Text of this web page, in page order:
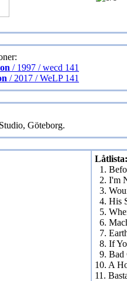
/ 1997 / wecd 141
/ 2017 / WeLP 141
Göteborg.
Låtlista:
1.
2. I'm
3.
4. His
5.
6.
7.
8. If
9. Bad
10. A
11.